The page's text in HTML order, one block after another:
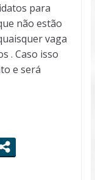
para
não estão
vaga
. Caso isso
e será